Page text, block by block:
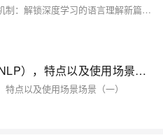
【NLP自然语言处理】探索注意力机制：解锁深度学习的语言理解新篇章（上）
详谈什么是自然语言处理（NLP），特点以及使用场景场景（一）
点以及使用场景场景（一）